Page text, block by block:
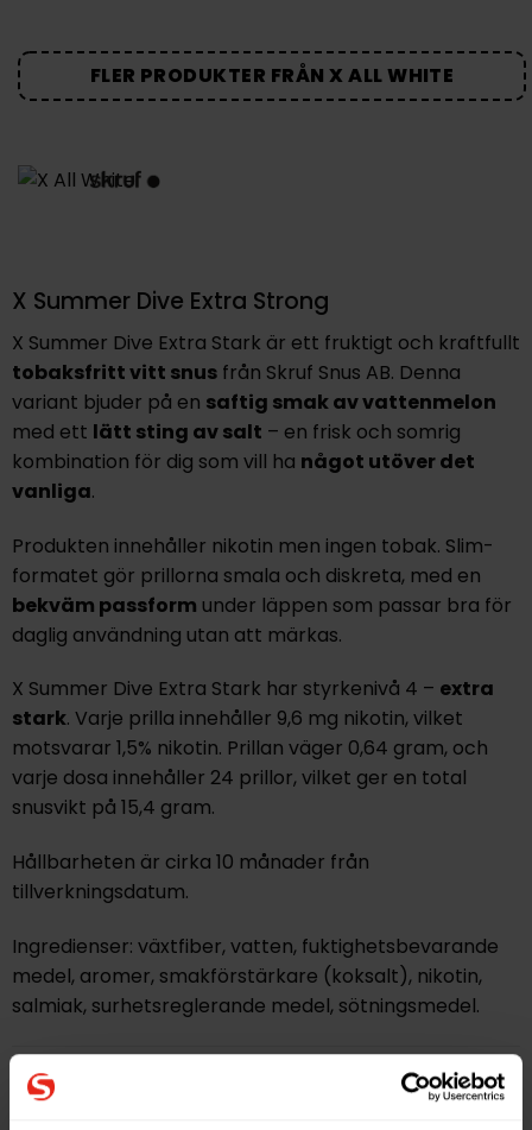
FLER PRODUKTER FRÅN X ALL WHITE
X Summer Dive Extra Strong
X Summer Dive Extra Stark är ett fruktigt och kraftfullt
tobaksfritt vitt snusfrån Skruf Snus AB. Denna
variant bjuder på en saftig smak av vattenmelon
med ett lätt sting av salt – en frisk och somrig
kombination för dig som vill ha något utöver det
vanliga.
Produkten innehåller nikotin men ingen tobak. Slim-
formatet gör prillorna smala och diskreta, med en
bekväm passform under läppen som passar bra för
daglig användning utan att märkas.
X Summer Dive Extra Stark har styrkenivå 4 – extra
stark. Varje prilla innehåller 9,6 mg nikotin, vilket
motsvarar 1,5% nikotin. Prillan väger 0,64 gram, och
varje dosa innehåller 24 prillor, vilket ger en total
snusvikt på 15,4 gram.
Hållbarheten är cirka 10 månader från
tillverkningsdatum.
Ingredienser: växtfiber, vatten, fuktighetsbevarande
medel, aromer, smakförstärkare (koksalt), nikotin,
salmiak, surhetsreglerande medel, sötningsmedel.
Hitta alla produkter från